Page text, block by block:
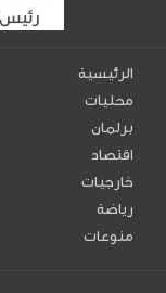
الرئيسية
محليات
برلمان
اقتصاد
خارجيات
رياضة
منوعات